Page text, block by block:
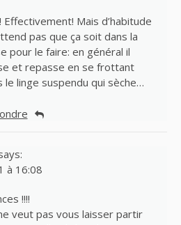
Effectivement! Mais d’habitude
pas que ça soit dans la
pour le faire: en général il
et repasse en se frottant
le linge suspendu qui sèche…
à 16:08
!!!!
veut pas vous laisser partir